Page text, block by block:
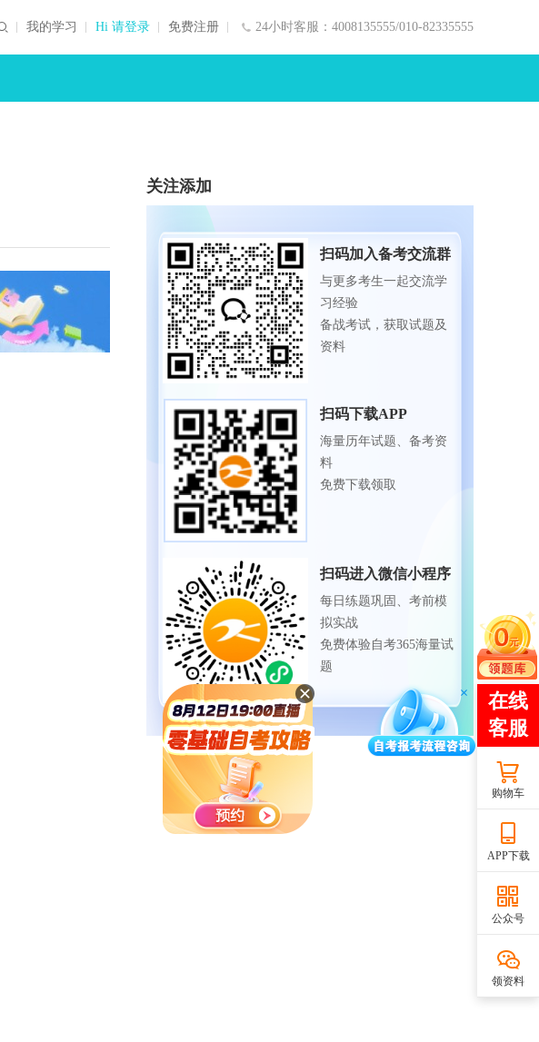
24小时客服：4008135555/010-82335555
我的学习 Hi 请登录 免费注册
关注添加
扫码加入备考交流群
与更多考生一起交流学
习经验
备战考试，获取试题及
资料
扫码下载APP
海量历年试题、备考资
料
免费下载领取
扫码进入微信小程序
每日练题巩固、考前模
拟实战
免费体验自考365海量试
题
购物车
APP下载
公众号
领资料